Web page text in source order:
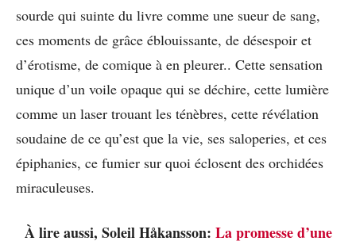
sourde qui suinte du livre comme une sueur de sang,
ces moments de grâce éblouissante, de désespoir et
d’érotisme, de comique à en pleurer.. Cette sensation
unique d’un voile opaque qui se déchire, cette lumière
comme un laser trouant les ténèbres, cette révélation
soudaine de ce qu’est que la vie, ses saloperies, et ces
épiphanies, ce fumier sur quoi éclosent des orchidées
miraculeuses.
À lire aussi, Soleil Håkansson: La promesse d’une